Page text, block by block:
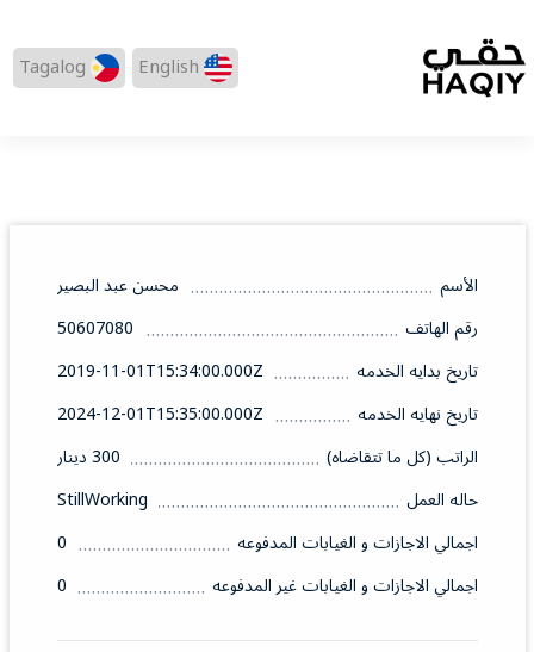
English
Tagalog
الأسم
محسن عبد البصير
رقم الهاتف
50607080
تاريخ بدايه الخدمه
2019-11-01T15:34:00.000Z
تاريخ نهايه الخدمه
2024-12-01T15:35:00.000Z
الراتب (كل ما تتقاضاه)
300 دينار
حاله العمل
StillWorking
اجمالي الاجازات و الغيابات المدفوعه
0
اجمالي الاجازات و الغيابات غير المدفوعه
0